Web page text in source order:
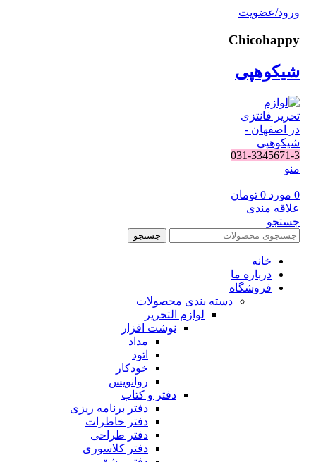
ورود/عضویت
Chicohappy
شیکوهپی
031-3345671-3
منو
0 مورد 0 تومان
علاقه مندی
جستجو
جستجو
خانه
درباره ما
فروشگاه
دسته بندی محصولات
لوازم التحریر
نوشت افزار
مداد
اتود
خودکار
روانویس
دفتر و کتاب
دفتر برنامه ریزی
دفتر خاطرات
دفتر طراحی
دفتر کلاسوری